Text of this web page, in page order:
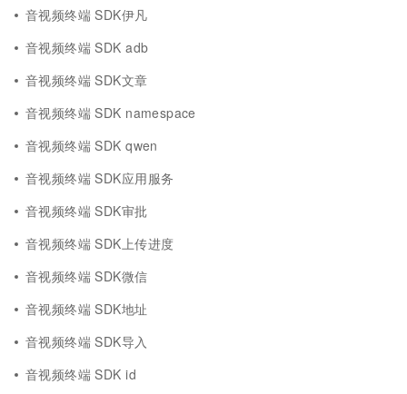
音视频终端 SDK伊凡
音视频终端 SDK adb
音视频终端 SDK文章
音视频终端 SDK namespace
音视频终端 SDK qwen
音视频终端 SDK应用服务
音视频终端 SDK审批
音视频终端 SDK上传进度
音视频终端 SDK微信
音视频终端 SDK地址
音视频终端 SDK导入
音视频终端 SDK id